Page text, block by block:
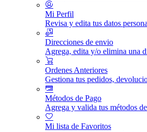
Mi Perfil
Revisa y edita tus datos
Direcciones de envio
Agrega, edita y/o elimina una
Ordenes Anteriores
Gestiona tus pedidos,
Métodos de Pago
Agrega y valida tus métodos
Mi lista de Favoritos